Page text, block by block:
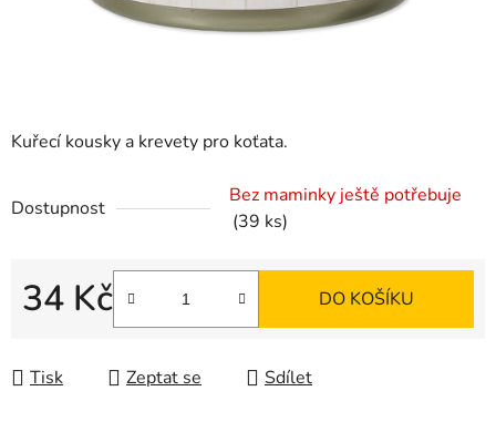
Kuřecí kousky a krevety pro koťata.
Dostupnost
Bez maminky ještě potřebuje
(39 ks)
34 Kč
Měrná cena:
DO KOŠÍKU
Tisk Zeptat se Sdílet